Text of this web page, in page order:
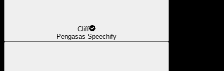
Cliff
Pengasas Speechify